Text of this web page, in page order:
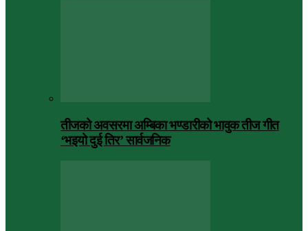
तीजको अवसरमा अम्बिका भण्डारीको भावुक तीज गीत
‘भइयो दुई तिर’ सार्वजनिक